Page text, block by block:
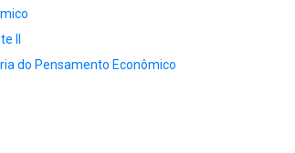
II
do Pensamento Econômico